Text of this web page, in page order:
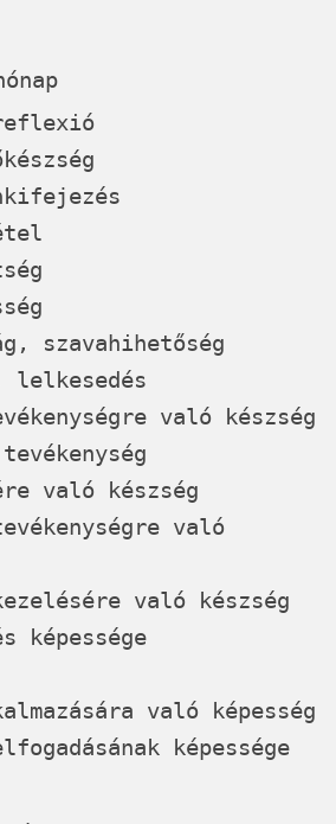
szavahihetőség
lelkesedés
való készség
való készség
való
való készség
képessége
való képesség
képessége